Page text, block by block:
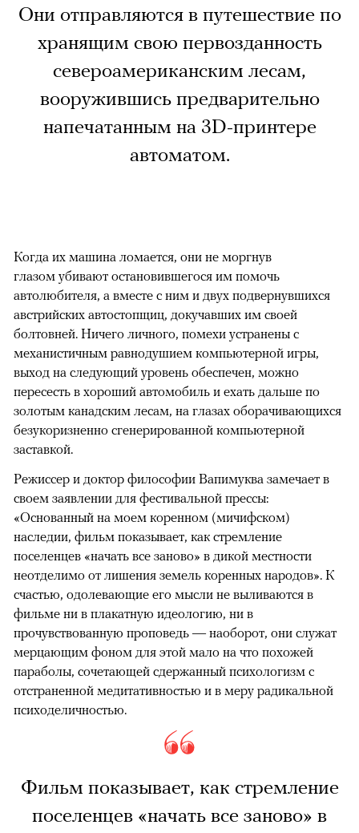
Они отправляются в путешествие по
хранящим свою первозданность
североамериканским лесам,
вооружившись предварительно
напечатанным на 3D-принтере
автоматом.
Когда их машина ломается, они не моргнув
глазом убивают остановившегося им помочь
автолюбителя, а вместе с ним и двух подвернувшихся
австрийских автостопщиц, докучавших им своей
болтовней. Ничего личного, помехи устранены с
механистичным равнодушием компьютерной игры,
выход на следующий уровень обеспечен, можно
пересесть в хороший автомобиль и ехать дальше по
золотым канадским лесам, на глазах оборачивающихся
безукоризненно сгенерированной компьютерной
заставкой.
Режиссер и доктор философии Вапимуква замечает в
своем заявлении для фестивальной прессы:
«Основанный на моем коренном (мичифском)
наследии, фильм показывает, как стремление
поселенцев «начать все заново» в дикой местности
неотделимо от лишения земель коренных народов». К
счастью, одолевающие его мысли не выливаются в
фильме ни в плакатную идеологию, ни в
прочувствованную проповедь — наоборот, они служат
мерцающим фоном для этой мало на что похожей
параболы, сочетающей сдержанный психологизм с
отстраненной медитативностью и в меру радикальной
психоделичностью.
Фильм показывает, как стремление
поселенцев «начать все заново» в